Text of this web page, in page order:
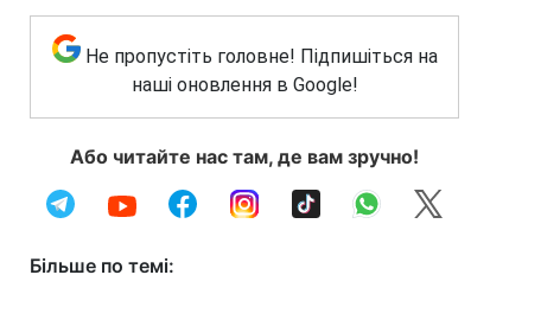
Не пропустіть головне! Підпишіться на
наші оновлення в Google!
Або читайте нас там, де вам зручно!
Більше по темі: